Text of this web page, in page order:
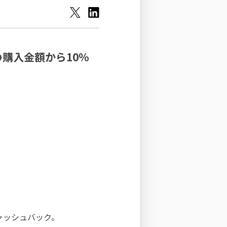
入金額から10%
シュバック。